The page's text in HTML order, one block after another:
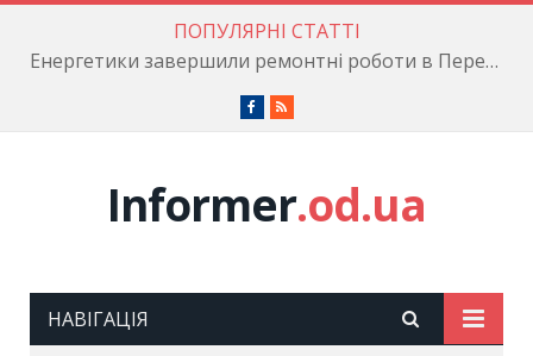
ПОПУЛЯРНІ СТАТТІ
Енергетики завершили ремонтні роботи в Пересипському районі
Facebook
RSS
Informer.od.ua
НАВІГАЦІЯ